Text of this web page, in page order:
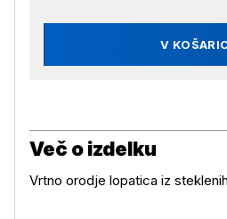
V
Več o izdelku
Vrtno orodje lopatica iz